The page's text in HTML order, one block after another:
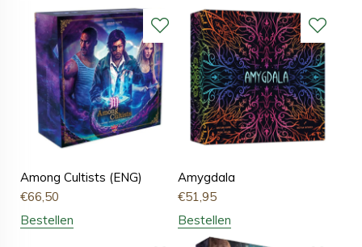
Among Cultists (ENG)
€66,50
Bestellen
Amygdala
€51,95
Bestellen